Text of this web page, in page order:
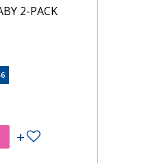
2-PACK
Tilføj til ønskeseddel